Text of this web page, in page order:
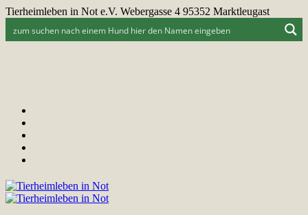
Tierheimleben in Not e.V. Webergasse 4 95352 Marktleugast